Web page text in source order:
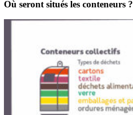
Où seront situés les conteneurs ?